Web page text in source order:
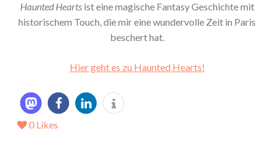
Haunted Heartsist eine magische Fantasy Geschichte mit
historischem Touch, die mir eine wundervolle Zeit in Paris
beschert hat.
Hier geht es zu Haunted Hearts!
0 Likes